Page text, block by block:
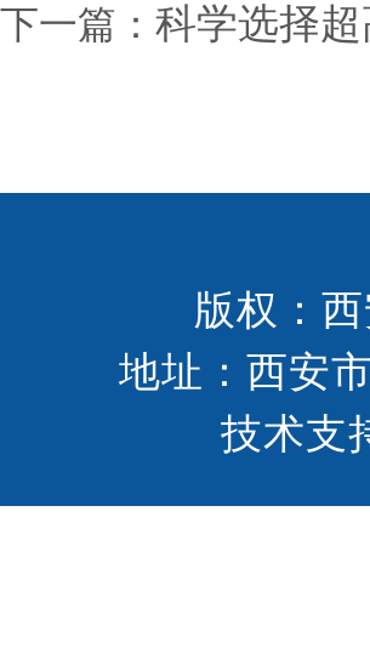
下一篇： 科学选择
版权：
地址：西安
技术支